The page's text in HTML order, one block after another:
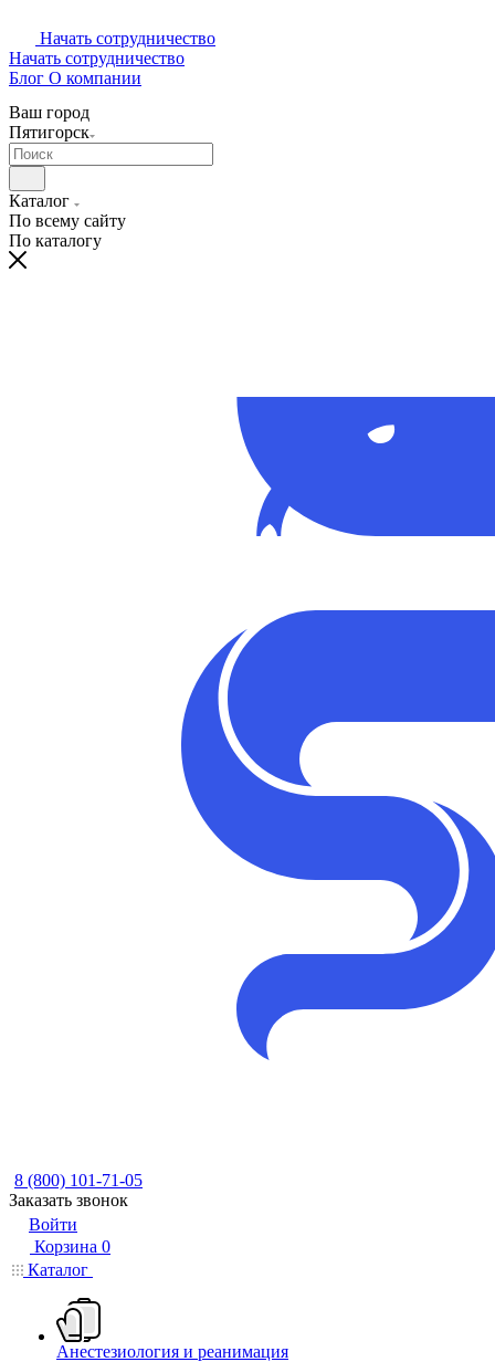
Начать сотрудничество
Начать сотрудничество
Блог О компании
Ваш город
Пятигорск
Каталог
По всему сайту
По каталогу
8 (800) 101-71-05
Заказать звонок
Войти
Корзина 0
Каталог
Анестезиология и реанимация